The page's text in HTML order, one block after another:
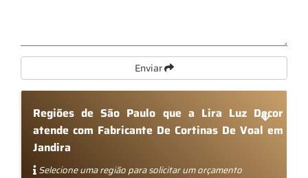
Enviar
Regiões de São Paulo que a Lira Luz Decor
atende com Fabricante De Cortinas De Voal em
Jandira
Selecione uma região para solicitar um orçamento